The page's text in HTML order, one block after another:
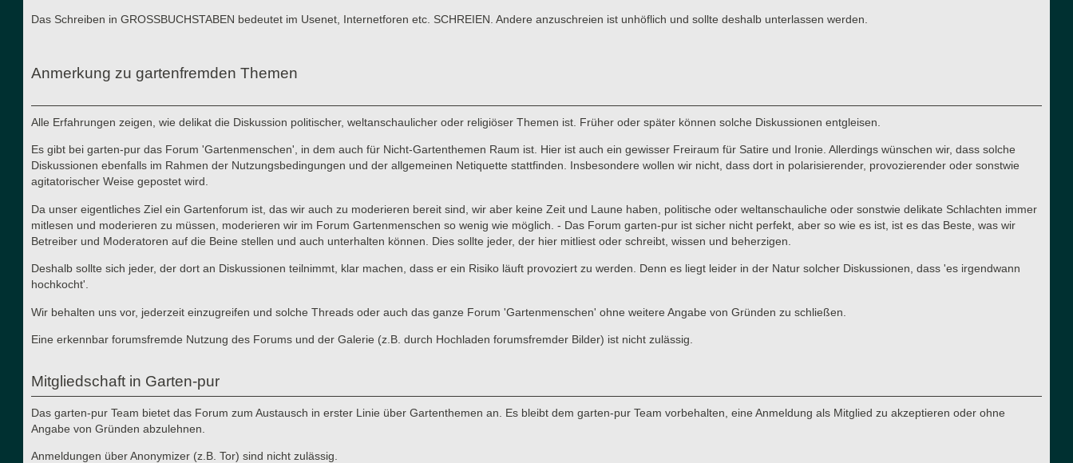
Das Schreiben in GROSSBUCHSTABEN bedeutet im Usenet, Internetforen etc. SCHREIEN. Andere anzuschreien ist unhöflich und sollte deshalb unterlassen werden.
Anmerkung zu gartenfremden Themen
Alle Erfahrungen zeigen, wie delikat die Diskussion politischer, weltanschaulicher oder religiöser Themen ist. Früher oder später können solche Diskussionen entgleisen.
Es gibt bei garten-pur das Forum 'Gartenmenschen', in dem auch für Nicht-Gartenthemen Raum ist. Hier ist auch ein gewisser Freiraum für Satire und Ironie. Allerdings wünschen wir, dass solche
Diskussionen ebenfalls im Rahmen der Nutzungsbedingungen und der allgemeinen Netiquette stattfinden. Insbesondere wollen wir nicht, dass dort in polarisierender, provozierender oder sonstwie
agitatorischer Weise gepostet wird.
Da unser eigentliches Ziel ein Gartenforum ist, das wir auch zu moderieren bereit sind, wir aber keine Zeit und Laune haben, politische oder weltanschauliche oder sonstwie delikate Schlachten immer
mitlesen und moderieren zu müssen, moderieren wir im Forum Gartenmenschen so wenig wie möglich. - Das Forum garten-pur ist sicher nicht perfekt, aber so wie es ist, ist es das Beste, was wir
Betreiber und Moderatoren auf die Beine stellen und auch unterhalten können. Dies sollte jeder, der hier mitliest oder schreibt, wissen und beherzigen.
Deshalb sollte sich jeder, der dort an Diskussionen teilnimmt, klar machen, dass er ein Risiko läuft provoziert zu werden. Denn es liegt leider in der Natur solcher Diskussionen, dass 'es irgendwann
hochkocht'.
Wir behalten uns vor, jederzeit einzugreifen und solche Threads oder auch das ganze Forum 'Gartenmenschen' ohne weitere Angabe von Gründen zu schließen.
Eine erkennbar forumsfremde Nutzung des Forums und der Galerie (z.B. durch Hochladen forumsfremder Bilder) ist nicht zulässig.
Mitgliedschaft in Garten-pur
Das garten-pur Team bietet das Forum zum Austausch in erster Linie über Gartenthemen an. Es bleibt dem garten-pur Team vorbehalten, eine Anmeldung als Mitglied zu akzeptieren oder ohne
Angabe von Gründen abzulehnen.
Anmeldungen über Anonymizer (z.B. Tor) sind nicht zulässig.